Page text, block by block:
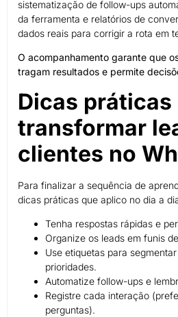
sistematização de follow-ups
da ferramenta e relatórios de
dados reais para corrigir a rota em
O acompanhamento garante que
tragam resultados e permite
Dicas práticas
transformar
clientes no
Para finalizar a sequência de
dicas práticas que aplico no dia a
Tenha respostas rápidas e
Organize os leads em funis
Use etiquetas para
prioridades.
Automatize follow-ups e
Registre cada interação
perguntas).